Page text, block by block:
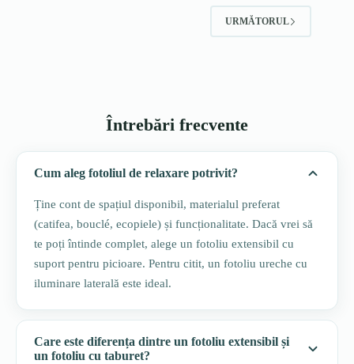
URMĂTORUL
Întrebări frecvente
Cum aleg fotoliul de relaxare potrivit?
Ține cont de spațiul disponibil, materialul preferat
(catifea, bouclé, ecopiele) și funcționalitate. Dacă vrei să
te poți întinde complet, alege un fotoliu extensibil cu
suport pentru picioare. Pentru citit, un fotoliu ureche cu
iluminare laterală este ideal.
Care este diferența dintre un fotoliu extensibil și
un fotoliu cu taburet?